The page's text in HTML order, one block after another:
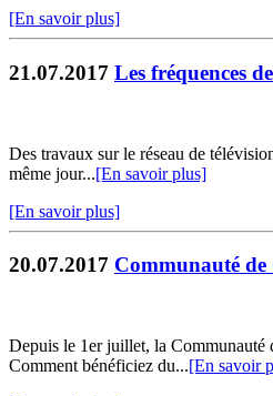
[En savoir plus]
21.07.2017 Les fréquences
Des travaux sur le réseau de
même jour...[En savoir plus]
[En savoir plus]
20.07.2017 Communauté de
Depuis le 1er juillet, la Communauté
Comment bénéficiez du...[En savoir